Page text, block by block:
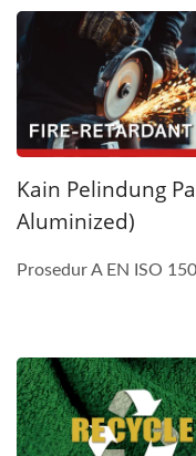
Kain Pelindung
Aluminized)
Prosedur A EN ISO